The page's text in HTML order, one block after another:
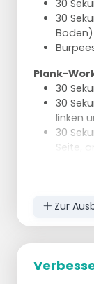
30
30
Boden)
Plank-
30
30
linken
30
Seite,
30
30
Bicycle
Pause)
Zur